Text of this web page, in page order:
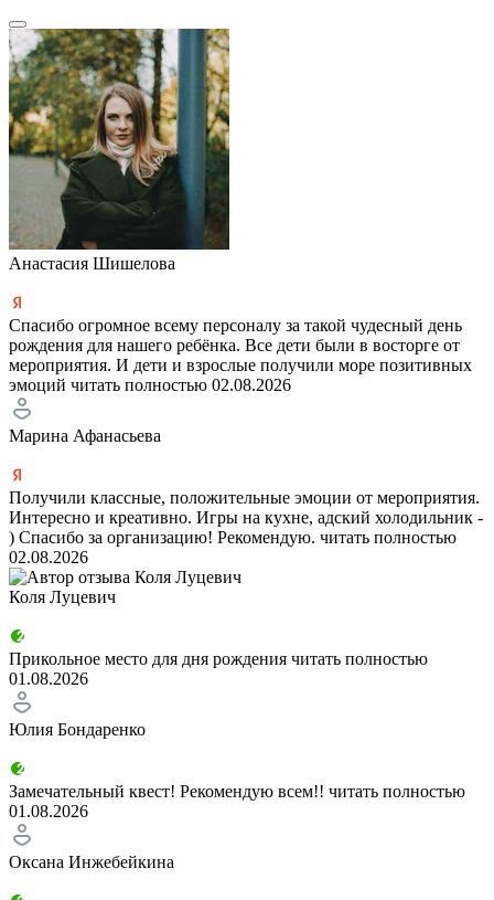
Анастасия Шишелова
Спасибо огромное всему персоналу за такой чудесный день
рождения для нашего ребёнка. Все дети были в восторге от
мероприятия. И дети и взрослые получили море позитивных
эмоций читать полностью 02.08.2026
Марина Афанасьева
Получили классные, положительные эмоции от мероприятия.
Интересно и креативно. Игры на кухне, адский холодильник -
) Спасибо за организацию! Рекомендую. читать полностью
02.08.2026
Коля Луцевич
Прикольное место для дня рождения читать полностью
01.08.2026
Юлия Бондаренко
Замечательный квест! Рекомендую всем!! читать полностью
01.08.2026
Оксана Инжебейкина